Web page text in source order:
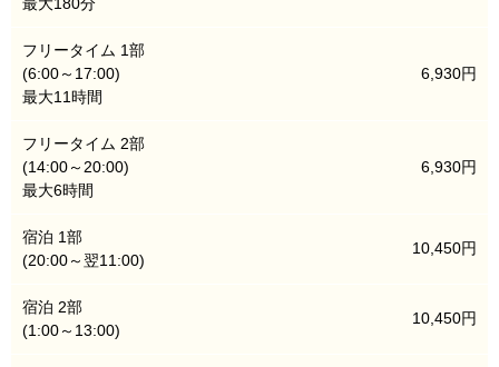
最大180分
フリータイム 1部
(6:00～17:00)
最大11時間
6,930円
フリータイム 2部
(14:00～20:00)
最大6時間
6,930円
宿泊 1部
(20:00～翌11:00)
10,450円
宿泊 2部
(1:00～13:00)
10,450円